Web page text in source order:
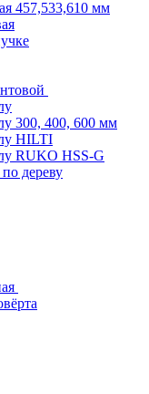
457,533,610 мм
300, 400, 600 мм
HILTI
RUKO HSS-G
дереву